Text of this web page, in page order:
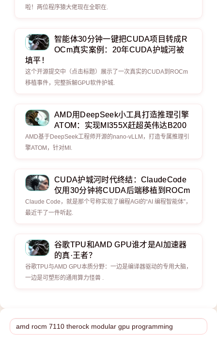
啦！两位程序猿大佬现在全职在.
智能体30分钟一键把CUDA项目转成R
OCm真实案例：20年CUDA护城河被
填平！
这个开源提交中（点击标题）展示了一次真实的CUDA到ROCm
移植事件，完整拆解GPU软件护城.
AMD用DeepSeek小工具打造推理引擎
ATOM：实现MI355X赶超英伟达B200
AMD基于DeepSeek工程师开源的nano-vLLM，打造专属推理引
擎ATOM，针对MI.
CUDA护城河时代终结：ClaudeCode
仅用30分钟将CUDA后端移植到ROCm
Claude Code，就是那个号称实现了编程AGI的“AI 编程智能体”，
最近干了一件听起.
谷歌TPU和AMD GPU谁才是AI加速器
的真·王者？
谷歌TPU与AMD GPU本质分野：一边是编译器驱动的专用大脑，
一边是可塑形的通用算力怪兽 .